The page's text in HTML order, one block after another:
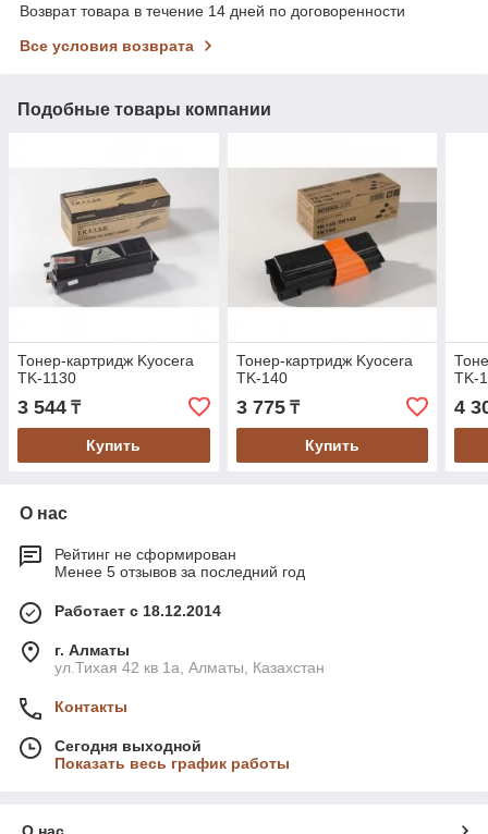
Возврат товара в течение 14 дней по договоренности
Все условия возврата
Подобные товары компании
Тонер-картридж Kyocera
TK-1130
3 544 ₸
Купить
Тонер-картридж Kyocera
TK-140
3 775₸
Купить
TK-
4
О нас
Рейтинг не сформирован
Менее 5 отзывов за последний год
Работает с 18.12.2014
г. Алматы
ул.Тихая 42 кв 1a, Алматы, Казахстан
Контакты
Сегодня выходной
Показать весь график работы